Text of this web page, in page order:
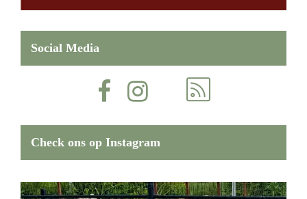
Social Media
Check ons op Instagram